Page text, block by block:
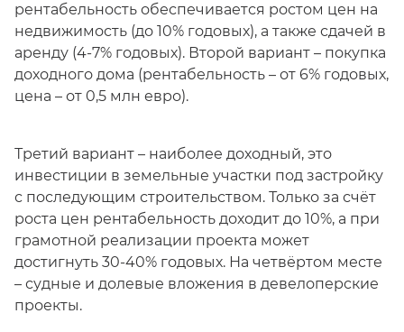
рентабельность обеспечивается ростом цен на
недвижимость (до 10% годовых), а также сдачей в
аренду (4-7% годовых). Второй вариант – покупка
доходного дома (рентабельность – от 6% годовых,
цена – от 0,5 млн евро).
Третий вариант – наиболее доходный, это
инвестиции в земельные участки под застройку
с последующим строительством. Только за счёт
роста цен рентабельность доходит до 10%, а при
грамотной реализации проекта может
достигнуть 30-40% годовых. На четвёртом месте
– судные и долевые вложения в девелоперские
проекты.